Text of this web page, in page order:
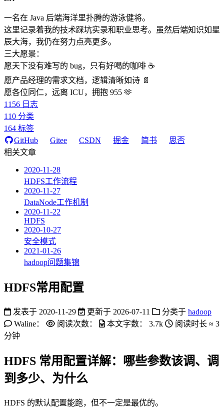
一名在 Java 后端海洋里扑腾的游泳健将。
这里记录着我的技术踩坑实录和职业思考。虽然后端知识如星
辰大海，我仍在努力点亮更多。
三大愿景：
愿天下没有难写的 bug，只有好喝的咖啡 ☕️
愿产品经理的需求文档，逻辑清晰如诗 📄
愿各位同仁，远离 ICU，拥抱 955 🫶
1156 日志
110 分类
164 标签
GitHub
Gitee CSDN 掘金 简书
思否
相关文章
2020-11-28
HDFS工作流程
2020-11-27
DataNode工作机制
2020-11-22
HDFS
2020-10-27
安全模式
2021-01-26
hadoop问题集锦
HDFS常用配置
发表于 2020-11-29 更新于 2026-07-11 分类于 hadoop
Waline：
阅读次数： 本文字数： 3.7k 阅读时长 ≈ 3
分钟
HDFS 常用配置详解：哪些参数该调、调
到多少、为什么
HDFS 的默认配置能跑，但不一定是最优的。